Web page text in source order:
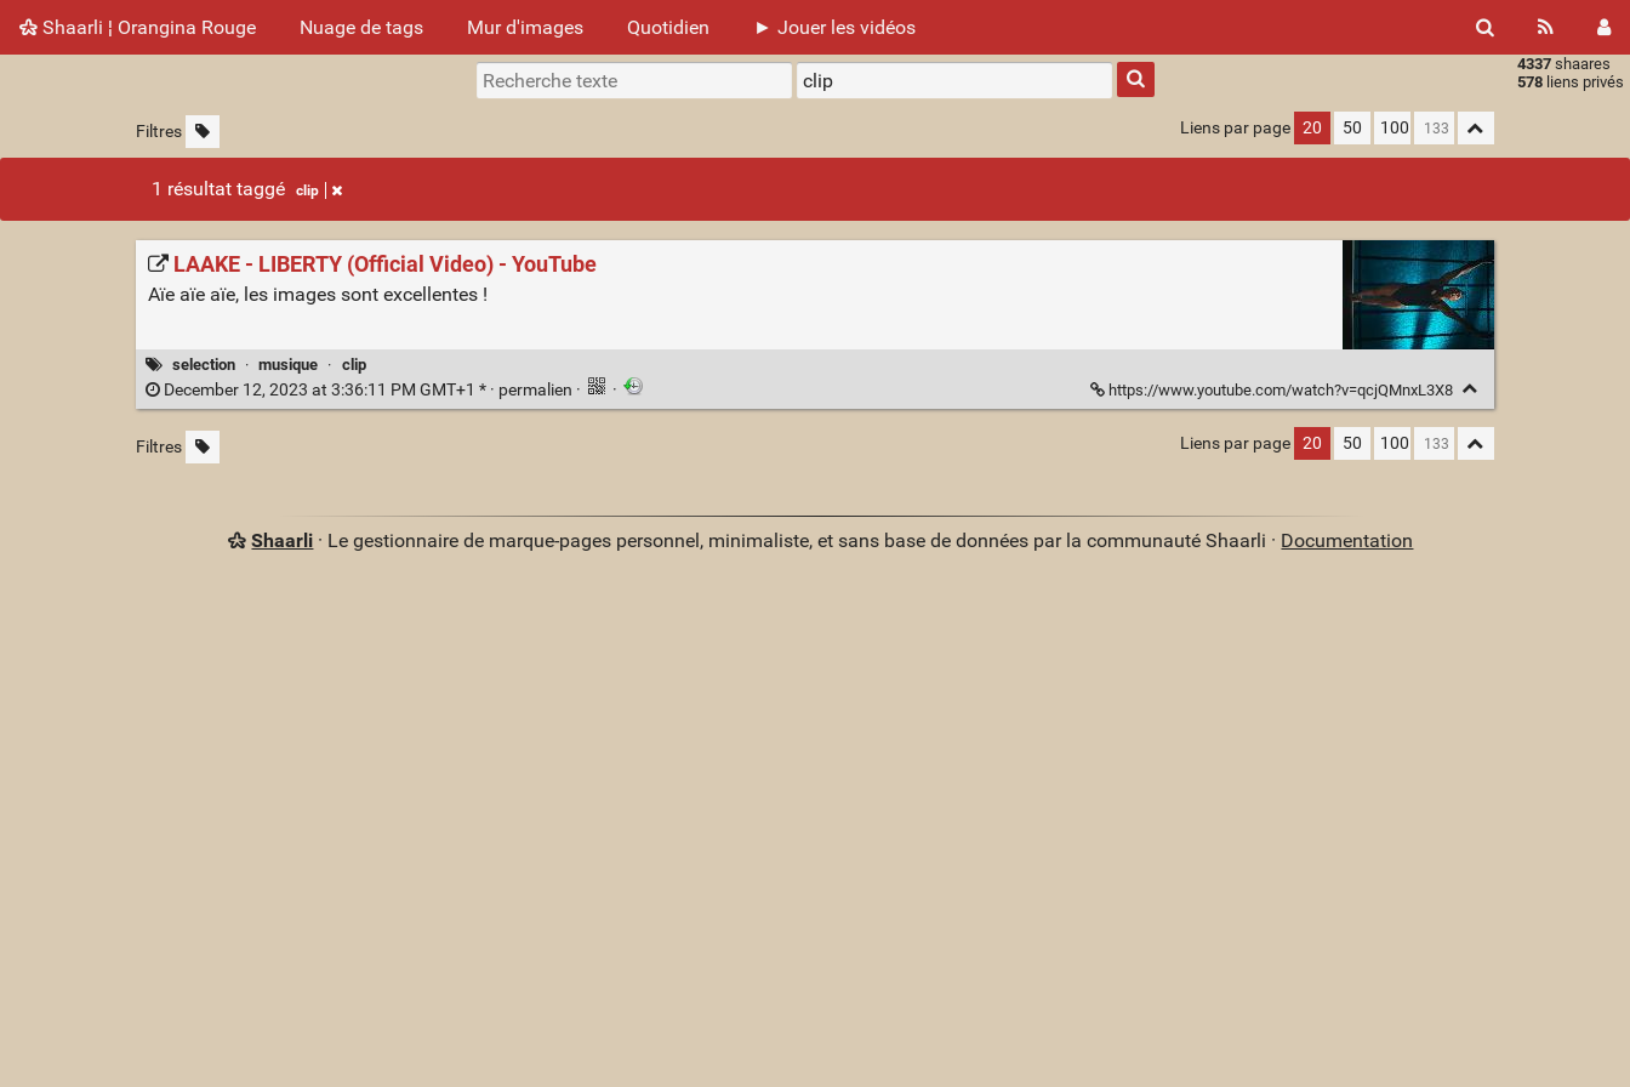
Shaarli ¦ Orangina Rouge Nuage de tags Mur d'images Quotidien ► Jouer les vidéos
4337 shaares
578 liens privés
Type 1 or
more
characters
results.
Filtres Liens par page 20 50 100
1 résultat taggé clip
LAAKE - LIBERTY (Official Video) - YouTube
Aïe aïe aïe, les images sont excellentes !
selection · musique · clip
December 12, 2023 at 3:36:11 PM GMT+1 * · permalien · · https://www.youtube.com/watch?v=qcjQMnxL3X8
Filtres Liens par page 20 50 100
Shaarli · Le gestionnaire de marque-pages personnel, minimaliste, et sans base de données par la communauté Shaarli · Documentation